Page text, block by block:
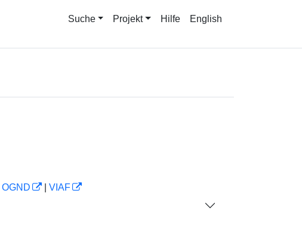
Suche Projekt Hilfe English
OGND
VIAF